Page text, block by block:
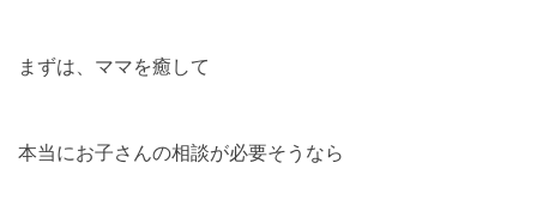
まずは、ママを癒して
本当にお子さんの相談が必要そうなら